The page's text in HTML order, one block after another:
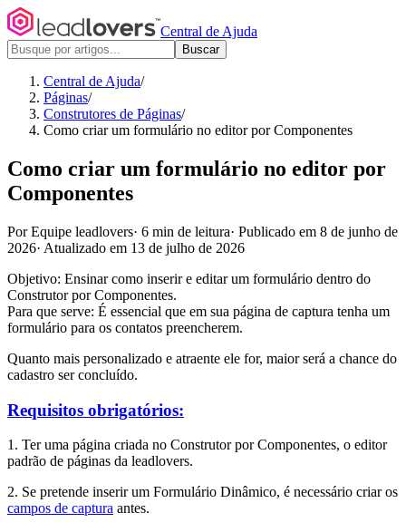
Central de Ajuda
Buscar
Central de Ajuda/
Páginas/
Construtores de Páginas/
Como criar um formulário no editor por Componentes
Como criar um formulário no editor por
Componentes
Por Equipe leadlovers· 6 min de leitura· Publicado em 8 de junho de
2026· Atualizado em 13 de julho de 2026
Objetivo: Ensinar como inserir e editar um formulário dentro do
Construtor por Componentes.
Para que serve: É essencial que em sua página de captura tenha um
formulário para os contatos preencherem.
Quanto mais personalizado e atraente ele for, maior será a chance do
cadastro ser concluído.
Requisitos obrigatórios:
1. Ter uma página criada no Construtor por Componentes, o editor
padrão de páginas da leadlovers.
2. Se pretende inserir um Formulário Dinâmico, é necessário criar os
campos de captura antes.